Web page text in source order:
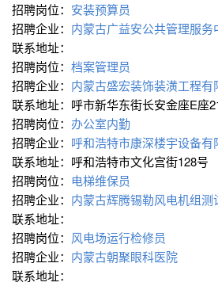
招聘岗位： 安装预算员
招聘企业： 内蒙古广益安公共管理服务
联系地址：
招聘岗位： 档案管理员
招聘企业： 内蒙古盛宏装饰装潢工程有
联系地址：呼市新华东街长安金座E座
招聘岗位： 办公室内勤
招聘企业： 呼和浩特市康深楼宇设备有
联系地址：呼和浩特市文化宫街128号
招聘岗位： 电梯维保员
招聘企业： 内蒙古辉腾锡勒风电机组测
联系地址：
招聘岗位： 风电场运行检修员
招聘企业： 内蒙古朝聚眼科医院
联系地址：